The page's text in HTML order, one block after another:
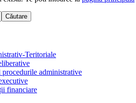
Teritoriale
administrative
financiare